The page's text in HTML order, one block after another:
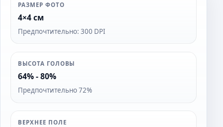
РАЗМЕР ФОТО
4×4 см
Предпочтительно: 300 DPI
ВЫСОТА ГОЛОВЫ
64% - 80%
Предпочтительно 72%
ВЕРХНЕЕ ПОЛЕ